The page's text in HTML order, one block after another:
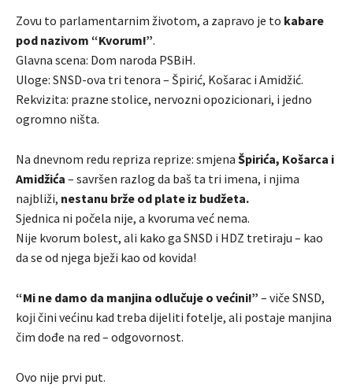
Zovu to parlamentarnim životom, a zapravo je to kabare
pod nazivom “Kvorum!”.
Glavna scena: Dom naroda PSBiH.
Uloge: SNSD-ova tri tenora – Špirić, Košarac i Amidžić.
Rekvizita: prazne stolice, nervozni opozicionari, i jedno
ogromno ništa.
Na dnevnom redu repriza reprize: smjena Špirića, Košarca i
Amidžića – savršen razlog da baš ta tri imena, i njima
najbliži, nestanu brže od plate iz budžeta.
Sjednica ni počela nije, a kvoruma već nema.
Nije kvorum bolest, ali kako ga SNSD i HDZ tretiraju – kao
da se od njega bježi kao od kovida!
“Mi ne damo da manjina odlučuje o većini!” – viče SNSD,
koji čini većinu kad treba dijeliti fotelje, ali postaje manjina
čim dođe na red – odgovornost.
Ovo nije prvi put.